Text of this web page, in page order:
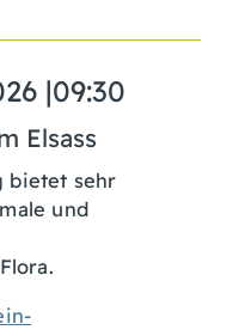
|09:30
Elsass
bietet sehr
und